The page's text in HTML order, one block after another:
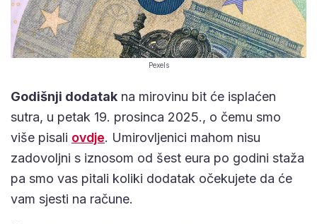
Pexels
Godišnji dodatak na mirovinu bit će isplaćen
sutra, u petak 19. prosinca 2025., o čemu smo
više pisali ovdje. Umirovljenici mahom nisu
zadovoljni s iznosom od šest eura po godini staža
pa smo vas pitali koliki dodatak očekujete da će
vam sjesti na račune.